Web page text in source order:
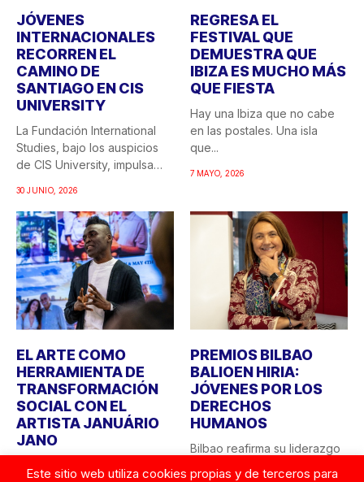
JÓVENES
INTERNACIONALES
RECORREN EL
CAMINO DE
SANTIAGO EN CIS
UNIVERSITY
La Fundación International
Studies, bajo los auspicios
de CIS University, impulsa
30 JUNIO, 2026
REGRESA EL
FESTIVAL QUE
DEMUESTRA QUE
IBIZA ES MUCHO MÁS
QUE FIESTA
Hay una Ibiza que no cabe
en las postales. Una isla
que...
7 MAYO, 2026
EL ARTE COMO
HERRAMIENTA DE
TRANSFORMACIÓN
SOCIAL CON EL
ARTISTA JANUÁRIO
JANO
PREMIOS BILBAO
BALIOEN HIRIA:
JÓVENES POR LOS
DERECHOS
HUMANOS
Bilbao reafirma su liderazgo
Este sitio web utiliza cookies propias y de terceros para